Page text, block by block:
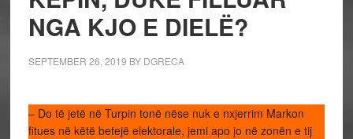
NGA KJO E DIELË?
SEPTEMBER 26, 2019 BY DGRECA
– Do të jetë në Turpin tonë nëse nuk e nxjerrim Markon
fitues në këtë betejë elektorale, jemi apo jo në zonën e tij